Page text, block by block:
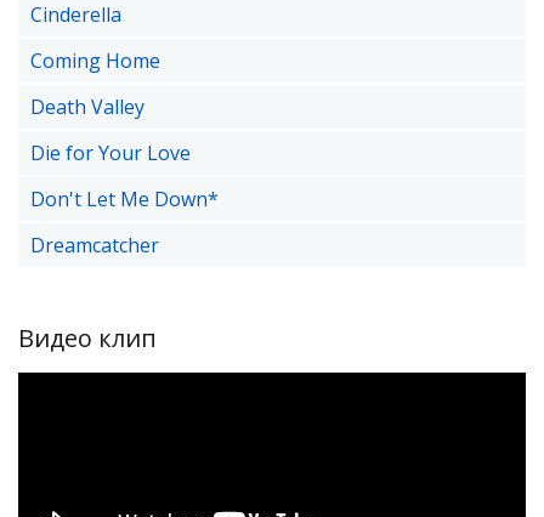
Cinderella
Coming Home
Death Valley
Die for Your Love
Don't Let Me Down*
Dreamcatcher
Видео клип